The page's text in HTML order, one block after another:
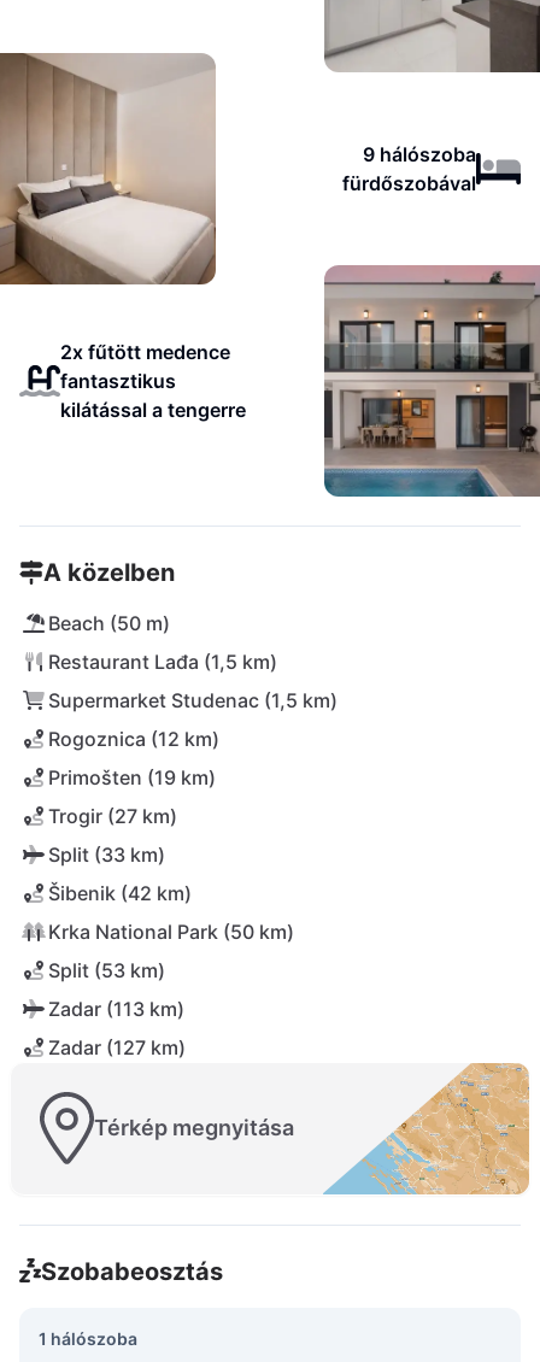
9 hálószoba
fürdőszobával
2x fűtött medence
fantasztikus
kilátással a tengerre
A közelben
Beach (50 m)
Restaurant Lađa (1,5 km)
Supermarket Studenac (1,5 km)
Rogoznica (12 km)
Primošten (19 km)
Trogir (27 km)
Split (33 km)
Šibenik (42 km)
Krka National Park (50 km)
Split (53 km)
Zadar (113 km)
Zadar (127 km)
Térkép megnyitása
Szobabeosztás
1 hálószoba